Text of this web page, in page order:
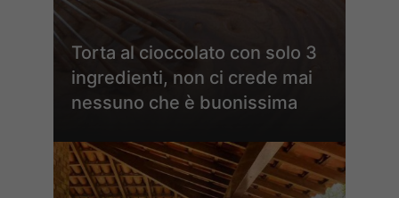
Torta al cioccolato con solo 3
ingredienti, non ci crede mai
nessuno che è buonissima